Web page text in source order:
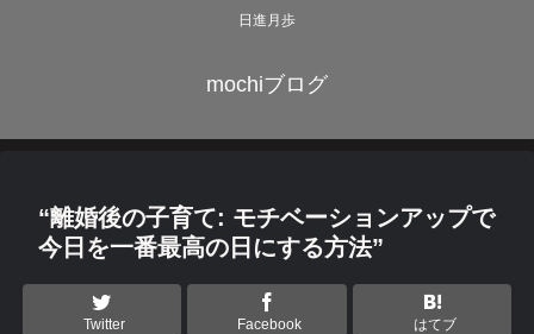
日進月歩
mochiブログ
“離婚後の子育て: モチベーションアップで
今日を一番最高の日にする方法”
Twitter Facebook はてブ